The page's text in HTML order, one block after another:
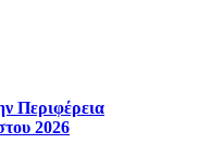
Περιφέρεια
2026